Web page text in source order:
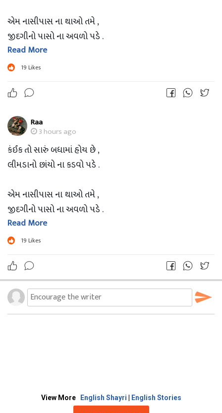
એમ નાસીપાસ ના થાઓ તમે ,
જીદગીનો પાસો ના અવળો પડે .
દૂર આંખો થી ભલે જાઓ સજન ,
Read More
19 Likes
Raa
3 hours ago
કંઈક તો સારું બધામાં હોય છે ,
લીમડાનો છાંયો ના કડવો પડે .
એમ નાસીપાસ ના થાઓ તમે ,
જીદગીનો પાસો ના અવળો પડે .
દૂર આંખો થી ભલે જાઓ સજન ,
Read More
19 Likes
View More English Shayri English Stories